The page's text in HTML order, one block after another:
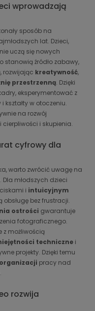
wprowadzają
sposób na
lat. Dzieci,
uczą się nowych
stanowią źródło zabawy,
rozwijając kreatywność,
przestrzenną. Dzięki
eksperymentować z
kształty w otoczeniu.
na rozwój
cierpliwości i skupienia.
cyfrowy dla
warto zwrócić uwagę na
Dla młodszych dzieci
i intuicyjnym
bez frustracji.
ostrości gwarantuje
fotograficznego.
z możliwością
techniczne i
projekty. Dzięki temu
pracy nad
rozwija